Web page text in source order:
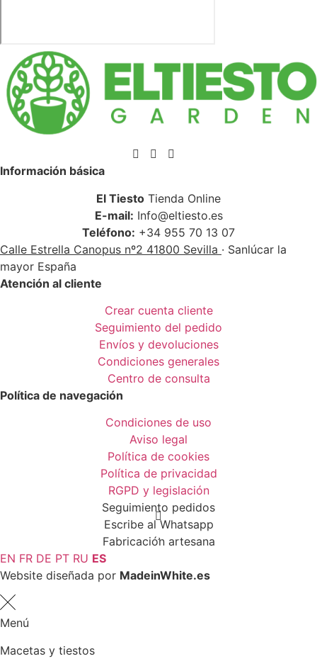
Información básica
El Tiesto Tienda Online
E-mail: Info@eltiesto.es
Teléfono: +34 955 70 13 07
Calle Estrella Canopus nº2 41800 Sevilla · Sanlúcar la
mayor España
Atención al cliente
Crear cuenta cliente
Seguimiento del pedido
Envíos y devoluciones
Condiciones generales
Centro de consulta
Política de navegación
Condiciones de uso
Aviso legal
Política de cookies
Política de privacidad
RGPD y legislación
Seguimiento pedidos
Escribe al Whatsapp
Fabricación artesana
EN FR DE PT RU ES
Website diseñada por MadeinWhite.es
Menú
Macetas y tiestos